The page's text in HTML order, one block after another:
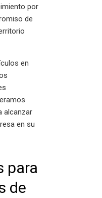
por
de
en
alcanzar
en su
para
de